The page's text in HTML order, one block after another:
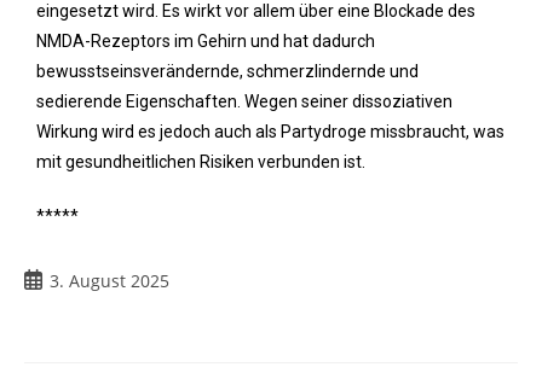
eingesetzt wird. Es wirkt vor allem über eine Blockade des
NMDA-Rezeptors im Gehirn und hat dadurch
bewusstseinsverändernde, schmerzlindernde und
sedierende Eigenschaften. Wegen seiner dissoziativen
Wirkung wird es jedoch auch als Partydroge missbraucht, was
mit gesundheitlichen Risiken verbunden ist.
*****
3. August 2025